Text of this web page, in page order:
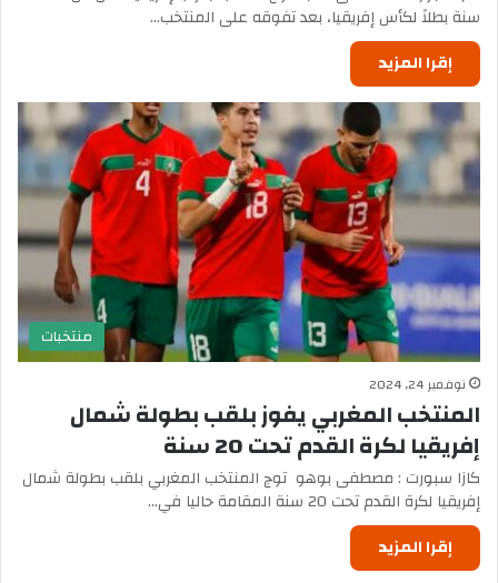
سنة بطلاً لكأس إفريقيا، بعد تفوقه على المنتخب…
إقرا المزيد
منتخبات
نوفمبر 24, 2024
المنتخب المغربي يفوز بلقب بطولة شمال
إفريقيا لكرة القدم تحت 20 سنة
كازا سبورت : مصطفى بوهو توج المنتخب المغربي بلقب بطولة شمال
إفريقيا لكرة القدم تحت 20 سنة المقامة حاليا في…
إقرا المزيد